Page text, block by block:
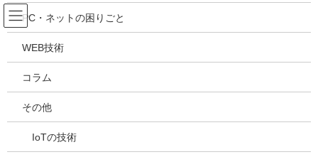
コ
ン
テ
ツ
ス
ッ
ナ
ビ
ゲ
シ
ン
移
吉川万能ＩＴ研究所
メディア
HOME
2024年7月1日 / 最終更新日時 :
PC・ネットの困りごと
WEB技術
コラム
その他
IoTの技術